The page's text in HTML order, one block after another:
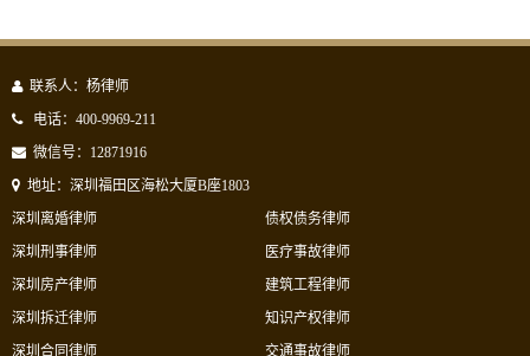
联系人：杨律师
电话：400-9969-211
微信号：12871916
地址：深圳福田区海松大厦B座1803
深圳离婚律师
深圳刑事律师
深圳房产律师
深圳拆迁律师
债权债务律师
医疗事故律师
建筑工程律师
知识产权律师
深圳合同律师
交通事故律师